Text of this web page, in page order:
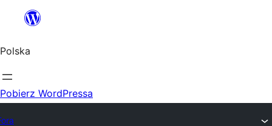
Przejdź
treści
Polska
Pobierz WordPressa